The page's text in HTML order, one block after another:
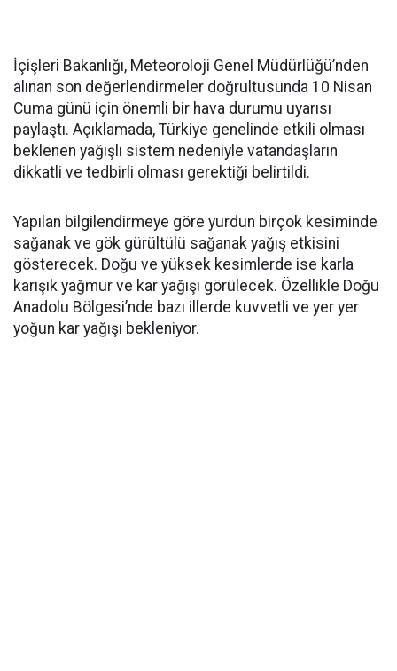
İçişleri Bakanlığı, Meteoroloji Genel Müdürlüğü’nden
alınan son değerlendirmeler doğrultusunda 10 Nisan
Cuma günü için önemli bir hava durumu uyarısı
paylaştı. Açıklamada, Türkiye genelinde etkili olması
beklenen yağışlı sistem nedeniyle vatandaşların
dikkatli ve tedbirli olması gerektiği belirtildi.
Yapılan bilgilendirmeye göre yurdun birçok kesiminde
sağanak ve gök gürültülü sağanak yağış etkisini
gösterecek. Doğu ve yüksek kesimlerde ise karla
karışık yağmur ve kar yağışı görülecek. Özellikle Doğu
Anadolu Bölgesi’nde bazı illerde kuvvetli ve yer yer
yoğun kar yağışı bekleniyor.